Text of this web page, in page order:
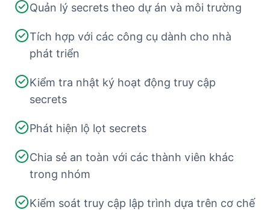
Quản lý secrets theo dự án và môi trường
Tích hợp với các công cụ dành cho nhà
phát triển
Kiểm tra nhật ký hoạt động truy cập
secrets
Phát hiện lộ lọt secrets
Chia sẻ an toàn với các thành viên khác
trong nhóm
Kiểm soát truy cập lập trình dựa trên cơ chế